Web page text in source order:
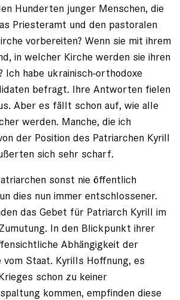
Hunderten junger Menschen, die
Priesteramt und den pastoralen
vorbereiten? Wenn sie mit ihrem
in welcher Kirche werden sie ihren
Ich habe ukrainisch-orthodoxe
befragt. Ihre Antworten fielen
Aber es fällt schon auf, wie alle
werden. Manche, die ich
der Position des Patriarchen Kyrill
sich sehr scharf.
sonst nie öffentlich
dies nun immer entschlossener.
das Gebet für Patriarch Kyrill im
In den Blickpunkt ihrer
Abhängigkeit der
vom Staat. Kyrills Hoffnung, es
schon zu keiner
kommen, empfinden diese